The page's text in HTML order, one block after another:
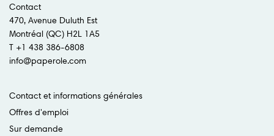
Contact
470, Avenue Duluth Est
Montréal (QC) H2L 1A5
T +1 438 386-6808
info@paperole.com
Contact et informations générales
Offres d'emploi
Sur demande